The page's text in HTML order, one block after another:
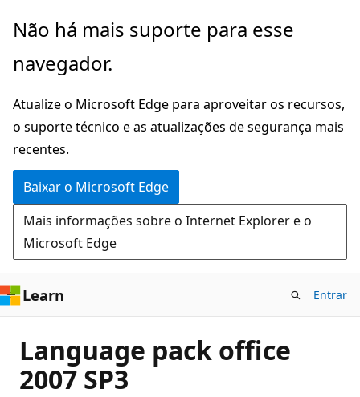
Pular
o
principal
Não há mais suporte para esse
navegador.
Atualize o Microsoft Edge para aproveitar os recursos,
o suporte técnico e as atualizações de segurança mais
recentes.
Baixar o Microsoft Edge
Mais informações sobre o Internet Explorer e o
Microsoft Edge
Learn Entrar
Language pack office
2007 SP3